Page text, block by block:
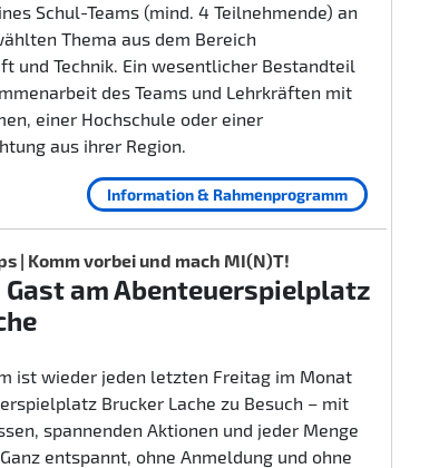
Schul-Teams (mind. 4 Teilnehmende) an
Thema aus dem Bereich
und Technik. Ein wesentlicher Bestandteil
des Teams und Lehrkräften mit
einer Hochschule oder einer
aus ihrer Region.
Information & Rahmenprogramm
| Komm vorbei und mach MI(N)T!
Gast am Abenteuerspielplatz
ist wieder jeden letzten Freitag im Monat
Brucker Lache zu Besuch – mit
spannenden Aktionen und jeder Menge
entspannt, ohne Anmeldung und ohne